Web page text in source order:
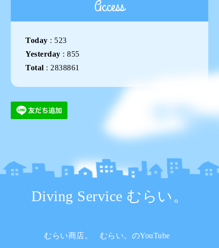
Access
Today : 523
Yesterday :855
Total : 2838861
Diving Service むらい。
むらい商店。 むらい。のYouTube